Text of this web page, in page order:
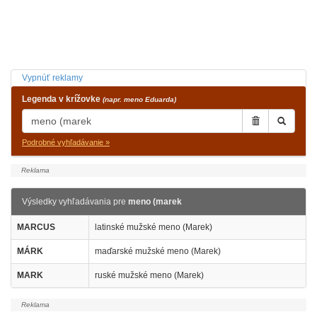
Vypnúť reklamy
Legenda v krížovke (napr. meno Eduarda)
Podrobné vyhľadávanie »
Výsledky vyhľadávania pre meno (marek
MARCUS latinské mužské meno (Marek)
MÁRK maďarské mužské meno (Marek)
MARK ruské mužské meno (Marek)